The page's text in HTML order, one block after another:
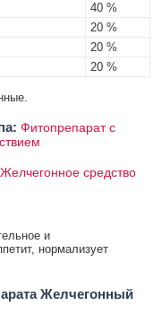
40 %
20 %
20 %
20 %
Фитопрепарат с
Желчегонное средство
и
нормализует
Желчегонный